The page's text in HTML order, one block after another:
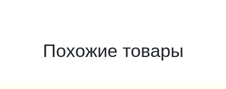
Похожие товары